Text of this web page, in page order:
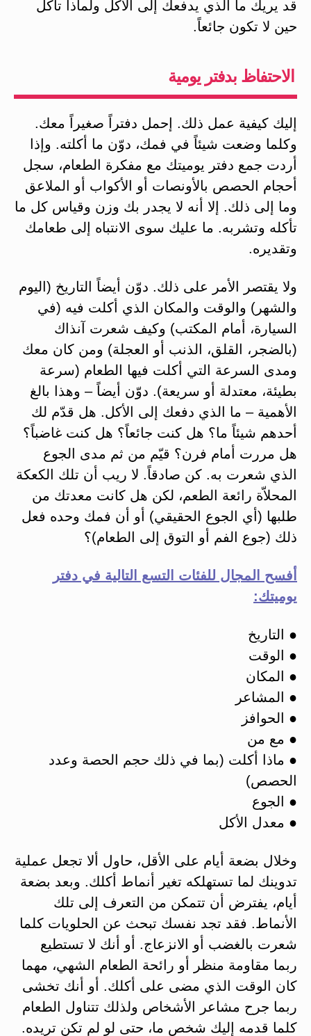
قد يريك ما الذي يدفعك إلى الأكل ولماذا تأكل
حين لا تكون جائعاً.
الاحتفاظ بدفتر يومية
إليك كيفية عمل ذلك. إحمل دفتراً صغيراً معك.
وكلما وضعت شيئاً في فمك، دوّن ما أكلته. وإذا
أردت جمع دفتر يوميتك مع مفكرة الطعام، سجل
أحجام الحصص بالأونصات أو الأكواب أو الملاعق
وما إلى ذلك. إلا أنه لا يجدر بك وزن وقياس كل ما
تأكله وتشربه. ما عليك سوى الانتباه إلى طعامك
وتقديره.
ولا يقتصر الأمر على ذلك. دوّن أيضاً التاريخ (اليوم
والشهر) والوقت والمكان الذي أكلت فيه (في
السيارة، أمام المكتب) وكيف شعرت آنذاك
(بالضجر، القلق، الذنب أو العجلة) ومن كان معك
ومدى السرعة التي أكلت فيها الطعام (سرعة
بطيئة، معتدلة أو سريعة). دوّن أيضاً – وهذا بالغ
الأهمية – ما الذي دفعك إلى الأكل. هل قدّم لك
أحدهم شيئاً ما؟ هل كنت جائعاً؟ هل كنت غاضباً؟
هل مررت أمام فرن؟ قيّم من ثم مدى الجوع
الذي شعرت به. كن صادقاً. لا ريب أن تلك الكعكة
المحلاّة رائعة الطعم، لكن هل كانت معدتك من
طلبها (أي الجوع الحقيقي) أو أن فمك وحده فعل
ذلك (جوع الفم أو التوق إلى الطعام)؟
أفسح المجال للفئات التسع التالية في دفتر
يوميتك:
● التاريخ
● الوقت
● المكان
● المشاعر
● الحوافز
● مع من
● ماذا أكلت (بما في ذلك حجم الحصة وعدد
الحصص)
● الجوع
● معدل الأكل
وخلال بضعة أيام على الأقل، حاول ألا تجعل عملية
تدوينك لما تستهلكه تغير أنماط أكلك. وبعد بضعة
أيام، يفترض أن تتمكن من التعرف إلى تلك
الأنماط. فقد تجد نفسك تبحث عن الحلويات كلما
شعرت بالغضب أو الانزعاج. أو أنك لا تستطيع
ربما مقاومة منظر أو رائحة الطعام الشهي، مهما
كان الوقت الذي مضى على أكلك. أو أنك تخشى
ربما جرح مشاعر الأشخاص ولذلك تتناول الطعام
كلما قدمه إليك شخص ما، حتى لو لم تكن تريده.